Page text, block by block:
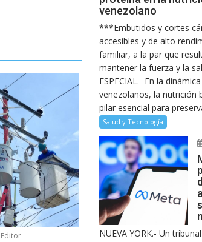
Editor
venezolano
***Embutidos y cortes
accesibles y de alto
familiar, a la par que
mantener la fuerza y la
ESPECIAL.- En la
venezolanos, la nutrición
pilar esencial para
Salud y Tecnología
NUEVA YORK.- Un